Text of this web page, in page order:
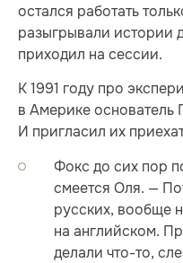
остался работать
разыгрывали истории
приходил на сессии.
К 1991 году про
в Америке
И пригласил их
Фокс до сих пор
смеется Оля. —
русских, вообще
на английском.
делали что-то,